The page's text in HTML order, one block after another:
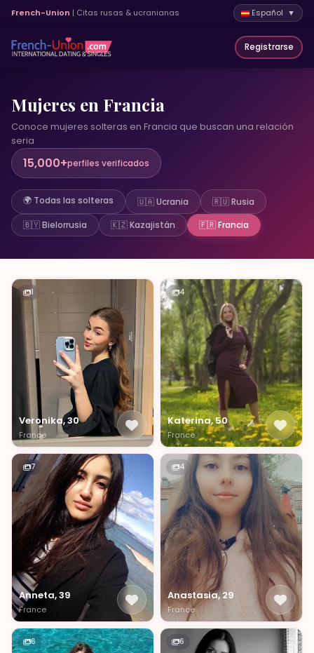
French-Union | Citas rusas & ucranianas Español ▼
Registrarse
Mujeres en Francia
Conoce mujeres solteras en Francia que buscan una relación
seria
15,000+perfiles verificados
🌍 Todas las solteras 🇺🇦 Ucrania
🇷🇺 Rusia
🇧🇾 Bielorrusia
🇰🇿 Kazajistán 🇫🇷 Francia
1
Veronika, 30
France
4
Katerina, 50
France
7
Anneta, 39
France
4
Anastasia, 29
France
6 6